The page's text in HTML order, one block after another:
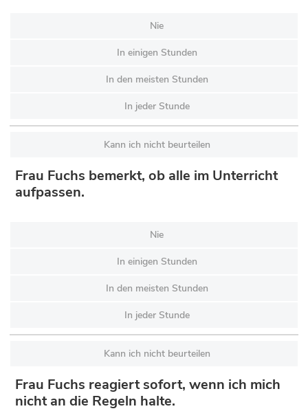
Nie
In einigen Stunden
In den meisten Stunden
In jeder Stunde
Kann ich nicht beurteilen
Frau Fuchs bemerkt, ob alle im Unterricht
aufpassen.
Nie
In einigen Stunden
In den meisten Stunden
In jeder Stunde
Kann ich nicht beurteilen
Frau Fuchs reagiert sofort, wenn ich mich
nicht an die Regeln halte.